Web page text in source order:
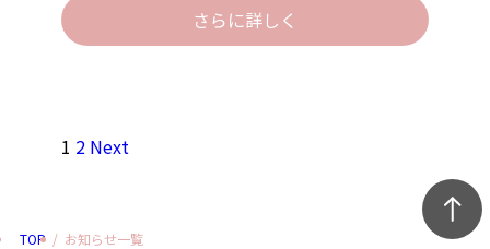
さらに詳しく
1 2 Next
TOP / お知らせ一覧